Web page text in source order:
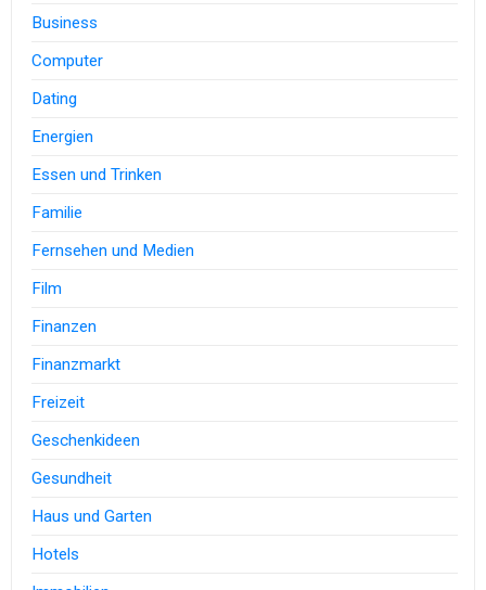
Business
Computer
Dating
Energien
Essen und Trinken
Familie
Fernsehen und Medien
Film
Finanzen
Finanzmarkt
Freizeit
Geschenkideen
Gesundheit
Haus und Garten
Hotels